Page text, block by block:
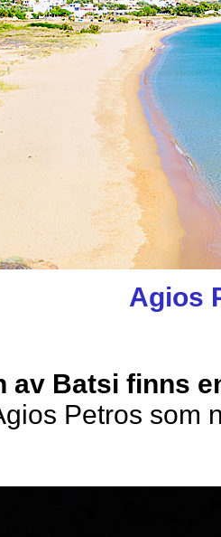
Agios
av Batsi finns
Petros som